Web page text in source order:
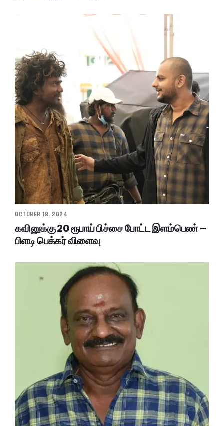
OCTOBER 18, 2024
கவினுக்கு 20 ரூபாய் பிச்சை போட்ட இளம்பெண் –
பிளடி பெக்கர் விளைவு